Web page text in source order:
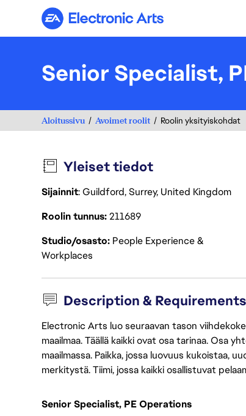
Electronic Arts
Senior Specialist,
Aloitussivu Avoimet roolit Roolin yksityiskohdat
Yleiset tiedot
Sijainnit: Guildford, Surrey, United Kingdom
Roolin tunnus211689
Studio/osasto People Experience &
Workplaces
Description & Requirements
Electronic Arts luo seuraavan tason
maailmaa. Täällä kaikki ovat osa tarinaa. Osa
maailmassa. Paikka, jossa luovuus kukoistaa,
merkitystä. Tiimi, jossa kaikki osallistuvat
Senior Specialist, PE Operations